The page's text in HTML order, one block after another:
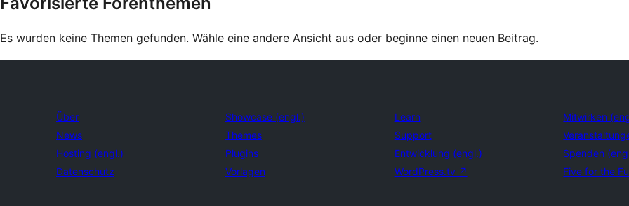
suchen:
Es wurden keine Themen gefunden. Wähle eine andere Ansicht aus oder beginne einen neuen Beitrag.
Über
News
Hosting (engl.)
Datenschutz
Showcase (engl.)
Themes
Plugins
Vorlagen
Learn
Support
Entwicklung (engl.)
WordPress.tv ↗
Mitwirken
Spenden
Five for the